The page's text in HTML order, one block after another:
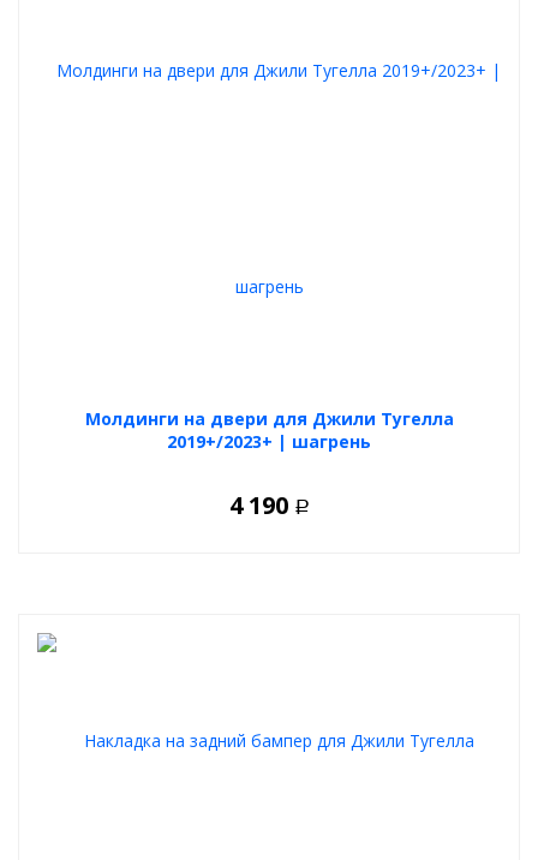
Молдинги на двери для Джили Тугелла
2019+/2023+ | шагрень
4 190 Р